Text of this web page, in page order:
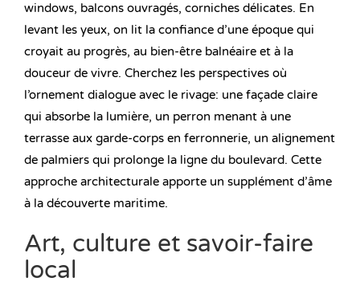
windows, balcons ouvragés, corniches délicates. En
levant les yeux, on lit la confiance d’une époque qui
croyait au progrès, au bien-être balnéaire et à la
douceur de vivre. Cherchez les perspectives où
l’ornement dialogue avec le rivage: une façade claire
qui absorbe la lumière, un perron menant à une
terrasse aux garde-corps en ferronnerie, un alignement
de palmiers qui prolonge la ligne du boulevard. Cette
approche architecturale apporte un supplément d’âme
à la découverte maritime.
Art, culture et savoir-faire
local